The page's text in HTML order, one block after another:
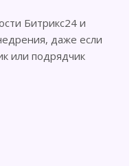
Битрикс24 и
даже если
или подрядчик